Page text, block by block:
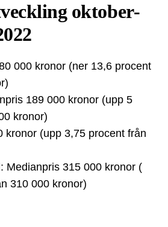
oktober-
000 kronor (ner 13,6 procent
189 000 kronor (upp 5
kronor)
kronor (upp 3,75 procent från
Medianpris 315 000 kronor (
310 000 kronor)